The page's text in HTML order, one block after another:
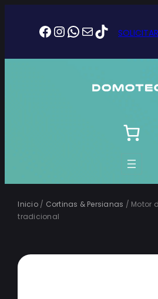
Facebook
Instagram
WhatsApp
Correo electrónico
TikTok
Inicio/ Cortinas & Persianas / Motor
tradicional